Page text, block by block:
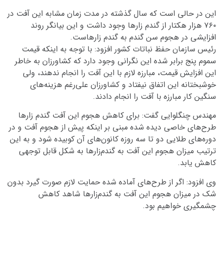
این در حالی است که سال گذشته در مدت زمان مشابه این آفت در
۷۶۰ هزار هکتار از گندم زار‌ها وجود داشت و این بیانگر روند
افزایشی در هجوم سن گندم به گندم زارهاست.
رئیس سازمان حفظ نباتات کشور افزود: با توجه به اینکه قیمت
سموم پنج برابر شده این نگرانی وجود دارد که کشاورزان به خاطر
این افزایش قیمت، مبارزه لازم با این آفت را انجام ندهند، ولی
خوشبختانه این اتفاق نیفتاد و کشاورزان علی‌رغم هزینه‌های
سنگین کار مبارزه با آفت را انجام دادند.
مهندس چنگلوایی گفت: برای کاهش هجوم این آفت گندم زار‌ها
طرح‌های خاصی دیده شده مبنی بر اینکه پیش از هجوم آفت و در
دوره‌های طلایی دو تا سه روزه کانون‌های آن کوبیده شود و به این
ترتیب میزان هجوم این آفت به گندم‌زار‌ها به شکل قابل توجهی
کاهش یابد.
وی افزود: اگر از طرح‌های آماده شده حمایت لازم صورت گیرد بدون
شک در میزان هجوم این آفت به گندم‌زار‌ها شاهد کاهش
چشمگیری خواهیم بود.